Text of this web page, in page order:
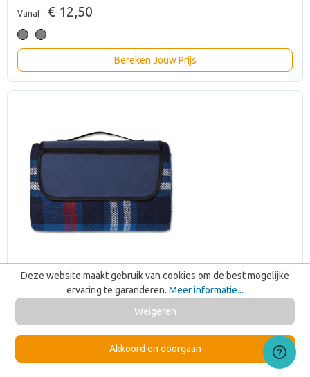
Vanaf € 12,50
Bereken Jouw Prijs
Deze website maakt gebruik van cookies om de best mogelijke
ervaring te garanderen. Meer informatie...
Weigeren
Akkoord en doorgaan